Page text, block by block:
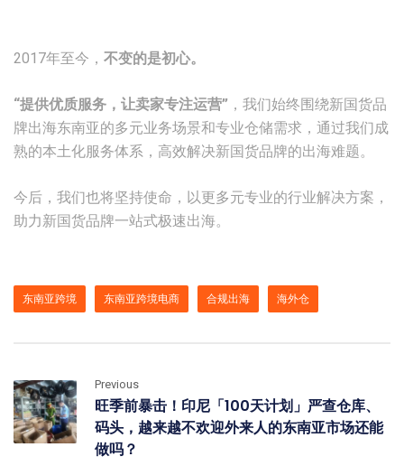
2017年至今， 不变的是初心。
“提供优质服务，让卖家专注运营” ，我们始终围绕新国货品
牌出海东南亚的多元业务场景和专业仓储需求，通过我们成
熟的本土化服务体系，高效解决新国货品牌的出海难题。
今后，我们也将坚持使命，以更多元专业的行业解决方案，
助力新国货品牌一站式极速出海。
东南亚跨境 东南亚跨境电商 合规出海 海外仓
Previous
旺季前暴击！印尼「100天计划」严查仓库、
码头，越来越不欢迎外来人的东南亚市场还能
做吗？